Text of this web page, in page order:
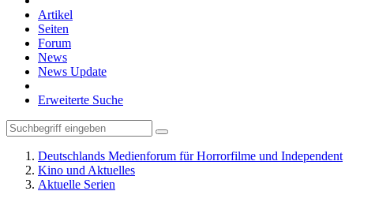
Artikel
Seiten
Forum
News
News Update
Erweiterte Suche
Deutschlands Medienforum für Horrorfilme und Independent
Kino und Aktuelles
Aktuelle Serien